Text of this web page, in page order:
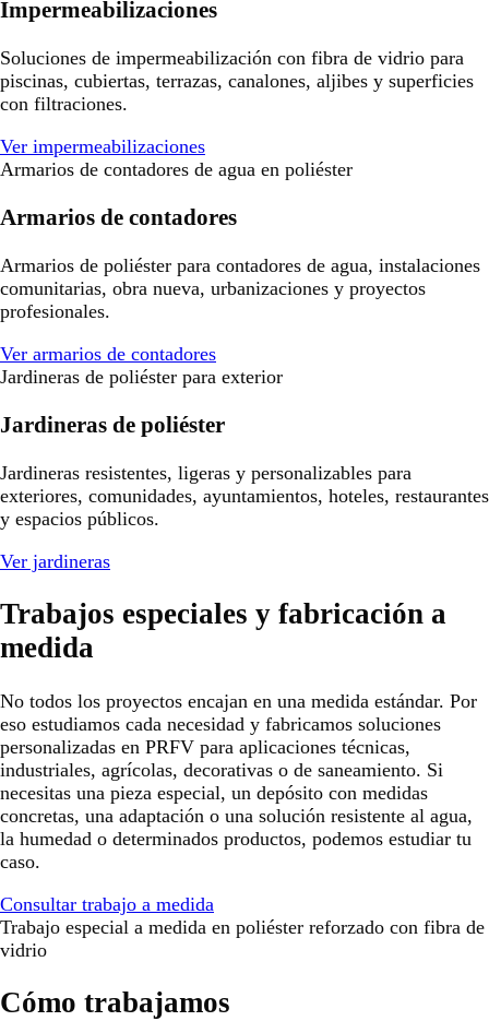
Impermeabilizaciones
Soluciones de impermeabilización con fibra de vidrio para
piscinas, cubiertas, terrazas, canalones, aljibes y superficies
con filtraciones.
Ver impermeabilizaciones
Armarios de contadores de agua en poliéster
Armarios de contadores
Armarios de poliéster para contadores de agua, instalaciones
comunitarias, obra nueva, urbanizaciones y proyectos
profesionales.
Ver armarios de contadores
Jardineras de poliéster para exterior
Jardineras de poliéster
Jardineras resistentes, ligeras y personalizables para
exteriores, comunidades, ayuntamientos, hoteles, restaurantes
y espacios públicos.
Ver jardineras
Trabajos especiales y fabricación a
medida
No todos los proyectos encajan en una medida estándar. Por
eso estudiamos cada necesidad y fabricamos soluciones
personalizadas en PRFV para aplicaciones técnicas,
industriales, agrícolas, decorativas o de saneamiento. Si
necesitas una pieza especial, un depósito con medidas
concretas, una adaptación o una solución resistente al agua,
la humedad o determinados productos, podemos estudiar tu
caso.
Consultar trabajo a medida
Trabajo especial a medida en poliéster reforzado con fibra de
vidrio
Cómo trabajamos